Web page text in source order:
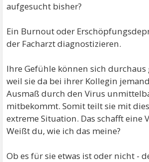
aufgesucht bisher?
Ein Burnout oder
der Facharzt diagnostizieren.
Ihre Gefühle können sich durchaus
weil sie da bei ihrer Kollegin
Ausmaß durch den Virus
mitbekommt. Somit teilt sie mit
extreme Situation. Das schafft eine
Weißt du, wie ich das meine?
Ob es für sie etwas ist oder nicht -